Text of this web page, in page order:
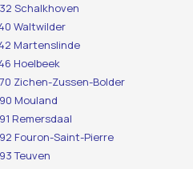
Schalkhoven
Waltwilder
Martenslinde
Hoelbeek
Zichen-Zussen-Bolder
Mouland
Remersdaal
Fouron-Saint-Pierre
Teuven